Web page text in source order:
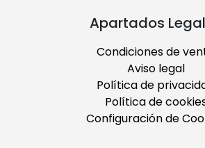
Apartados
Condiciones de
Aviso legal
Política de
Política de
Configuración de